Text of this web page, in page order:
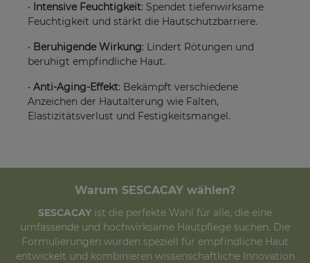
• Intensive Feuchtigkeit: Spendet tiefenwirksame
Feuchtigkeit und stärkt die Hautschutzbarriere.
• Beruhigende Wirkung: Lindert Rötungen und
beruhigt empfindliche Haut.
• Anti-Aging-Effekt: Bekämpft verschiedene
Anzeichen der Hautalterung wie Falten,
Elastizitätsverlust und Festigkeitsmangel.
Warum SESCACAY wählen?
SESCACAYist die perfekte Wahl für alle, die eine
umfassende und hochwirksame Hautpflege suchen. Die
Formulierungen wurden speziell für empfindliche Haut
entwickelt und kombinieren wissenschaftliche Innovation